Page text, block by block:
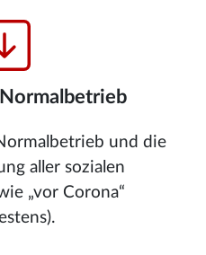
und die
aller sozialen
„vor Corona“